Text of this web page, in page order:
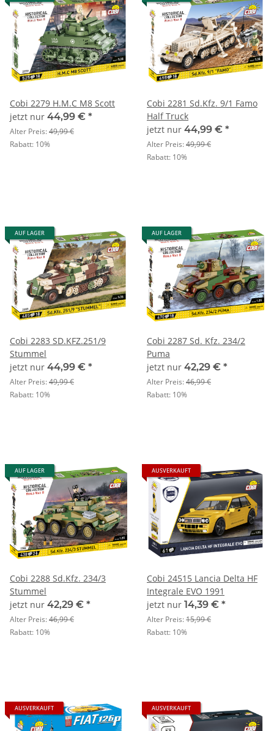
Cobi 2279 H.M.C M8 Scott
jetzt nur 44,99 € *
Alter Preis:49,99 €
Rabatt: 10%
Cobi 2281 Sd.Kfz. 9/1 Famo
Half Truck
jetzt nur 44,99 € *
Alter Preis:49,99 €
Rabatt: 10%
AUF LAGER
Cobi 2283 SD.KFZ.251/9
Stummel
jetzt nur 44,99 € *
Alter Preis:49,99 €
Rabatt: 10%
AUF LAGER
Cobi 2287 Sd. Kfz. 234/2
Puma
jetzt nur 42,29 € *
Alter Preis:46,99 €
Rabatt: 10%
AUF LAGER
Cobi 2288 Sd.Kfz. 234/3
Stummel
jetzt nur 42,29 € *
Alter Preis:46,99 €
Rabatt: 10%
AUSVERKAUFT
Cobi 24515 Lancia Delta HF
Integrale EVO 1991
jetzt nur 14,39 € *
Alter Preis:15,99 €
Rabatt: 10%
AUSVERKAUFT AUSVERKAUFT